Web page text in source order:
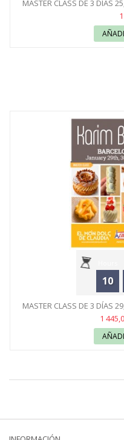
MASTER CLASS DE 3 DÍAS
10
MASTER CLASS DE 3 DÍAS
1